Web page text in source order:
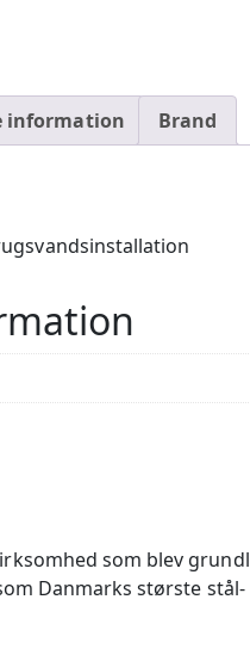
information Brand
som blev
Danmarks største